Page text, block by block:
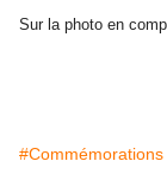
Sur la photo en
#Commémorations